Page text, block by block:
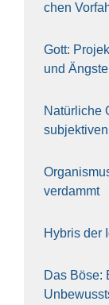
chen
Gott:
und Ängs­te
Natür­li­che
ver­dammt
Hybris der
Das Böse: